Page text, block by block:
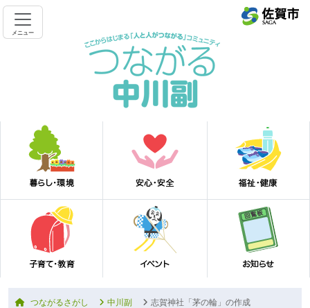
メニュー
つながるさがし 中川副 志賀神社「茅の輪」の作成